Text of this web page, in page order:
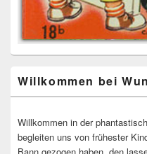
Willkommen bei
Willkommen in der
begleiten uns von frühester